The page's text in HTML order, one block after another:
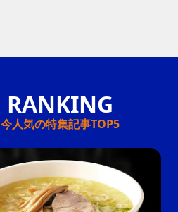
今人気の特集記事TOP5